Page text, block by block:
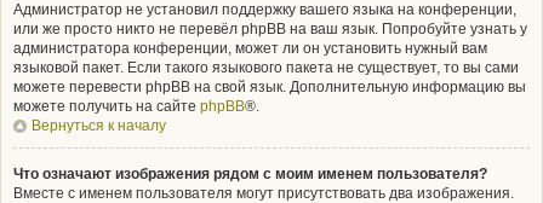
Администратор не установил поддержку вашего языка на конференции,
или же просто никто не перевёл phpBB на ваш язык. Попробуйте узнать у
администратора конференции, может ли он установить нужный вам
языковой пакет. Если такого языкового пакета не существует, то вы сами
можете перевести phpBB на свой язык. Дополнительную информацию вы
можете получить на сайте phpBB®.
Вернуться к началу
Что означают изображения рядом с моим именем пользователя?
Вместе с именем пользователя могут присутствовать два изображения.